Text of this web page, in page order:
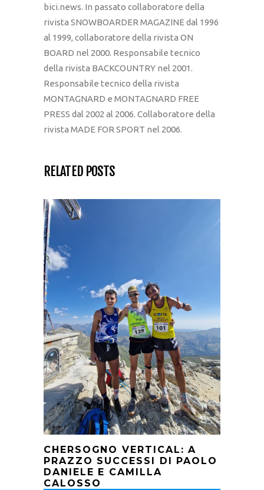
bici.news. In passato collaboratore della
rivista SNOWBOARDER MAGAZINE dal 1996
al 1999, collaboratore della rivista ON
BOARD nel 2000. Responsabile tecnico
della rivista BACKCOUNTRY nel 2001.
Responsabile tecnico della rivista
MONTAGNARD e MONTAGNARD FREE
PRESS dal 2002 al 2006. Collaboratore della
rivista MADE FOR SPORT nel 2006.
RELATED POSTS
CHERSOGNO VERTICAL: A
PRAZZO SUCCESSI DI PAOLO
DANIELE E CAMILLA
CALOSSO